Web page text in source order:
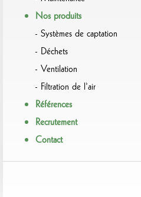
Nos produits
Systèmes de captation
Déchets
Ventilation
Filtration de l’air
Références
Recrutement
Contact